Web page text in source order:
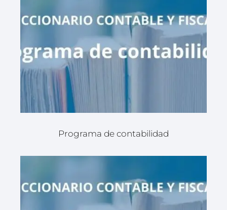
Programa de contabilidad